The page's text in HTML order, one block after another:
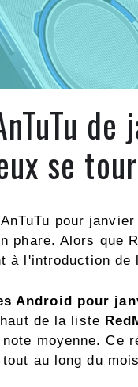
se
pour
phare. Alors que
à l'introduction
Android pour
de la liste
moyenne. Ce
au long du